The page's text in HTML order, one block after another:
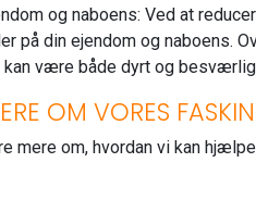
og naboens: Ved at
på din ejendom og naboens.
kan være både dyrt og
OM VORES
mere om, hvordan vi kan